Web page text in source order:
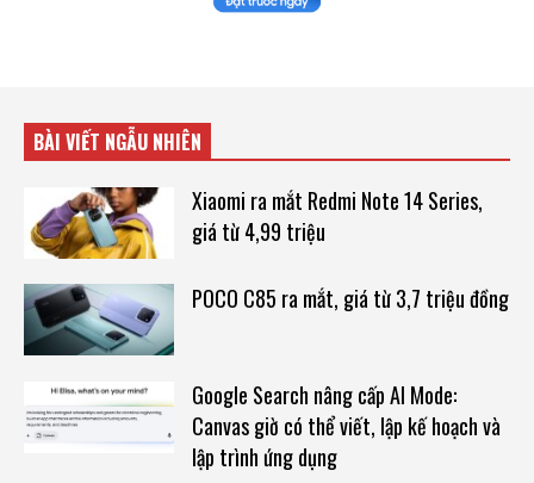
BÀI VIẾT NGẪU NHIÊN
Xiaomi ra mắt Redmi Note 14 Series,
giá từ 4,99 triệu
POCO C85 ra mắt, giá từ 3,7 triệu đồng
Google Search nâng cấp AI Mode:
Canvas giờ có thể viết, lập kế hoạch và
lập trình ứng dụng